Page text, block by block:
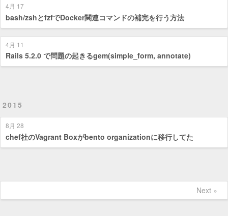
4月 17
bash/zshとfzfでDocker関連コマンドの補完を行う方法
4月 11
Rails 5.2.0 で問題の起きるgem(simple_form, annotate)
2015
8月 28
chef社のVagrant Boxがbento organizationに移行してた
Next »